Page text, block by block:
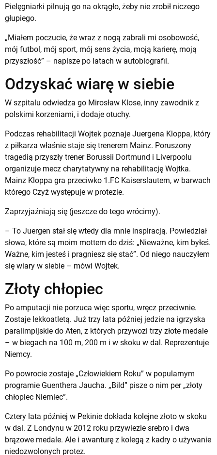
Pielęgniarki pilnują go na okrągło, żeby nie zrobił niczego
głupiego.
„Miałem poczucie, że wraz z nogą zabrali mi osobowość,
mój futbol, mój sport, mój sens życia, moją karierę, moją
przyszłość” – napisze po latach w autobiografii.
Odzyskać wiarę w siebie
W szpitalu odwiedza go Mirosław Klose, inny zawodnik z
polskimi korzeniami, i dodaje otuchy.
Podczas rehabilitacji Wojtek poznaje Juergena Kloppa, który
z piłkarza właśnie staje się trenerem Mainz. Poruszony
tragedią przyszły trener Borussii Dortmund i Liverpoolu
organizuje mecz charytatywny na rehabilitację Wojtka.
Mainz Kloppa gra przeciwko 1.FC Kaiserslautern, w barwach
którego Czyż występuje w protezie.
Zaprzyjaźniają się (jeszcze do tego wrócimy).
– To Juergen stał się wtedy dla mnie inspiracją. Powiedział
słowa, które są moim mottem do dziś: „Nieważne, kim byłeś.
Ważne, kim jesteś i pragniesz się stać”. Od niego nauczyłem
się wiary w siebie – mówi Wojtek.
Złoty chłopiec
Po amputacji nie porzuca więc sportu, wręcz przeciwnie.
Zostaje lekkoatletą. Już trzy lata później jedzie na igrzyska
paralimpijskie do Aten, z których przywozi trzy złote medale
– w biegach na 100 m, 200 m i w skoku w dal. Reprezentuje
Niemcy.
Po powrocie zostaje „Człowiekiem Roku” w popularnym
programie Guenthera Jaucha. „Bild” pisze o nim per „złoty
chłopiec Niemiec”.
Cztery lata później w Pekinie dokłada kolejne złoto w skoku
w dal. Z Londynu w 2012 roku przywiezie srebro i dwa
brązowe medale. Ale i awanturę z kolegą z kadry o używanie
niedozwolonych protez.